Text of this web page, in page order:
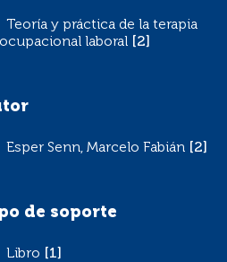
y práctica de la terapia
Teoría y práctica de la terapia
ocupacional laboral
[2]
Senn, Marcelo Fabián
Esper Senn, Marcelo Fabián [2]
de soporte
Libro [1]